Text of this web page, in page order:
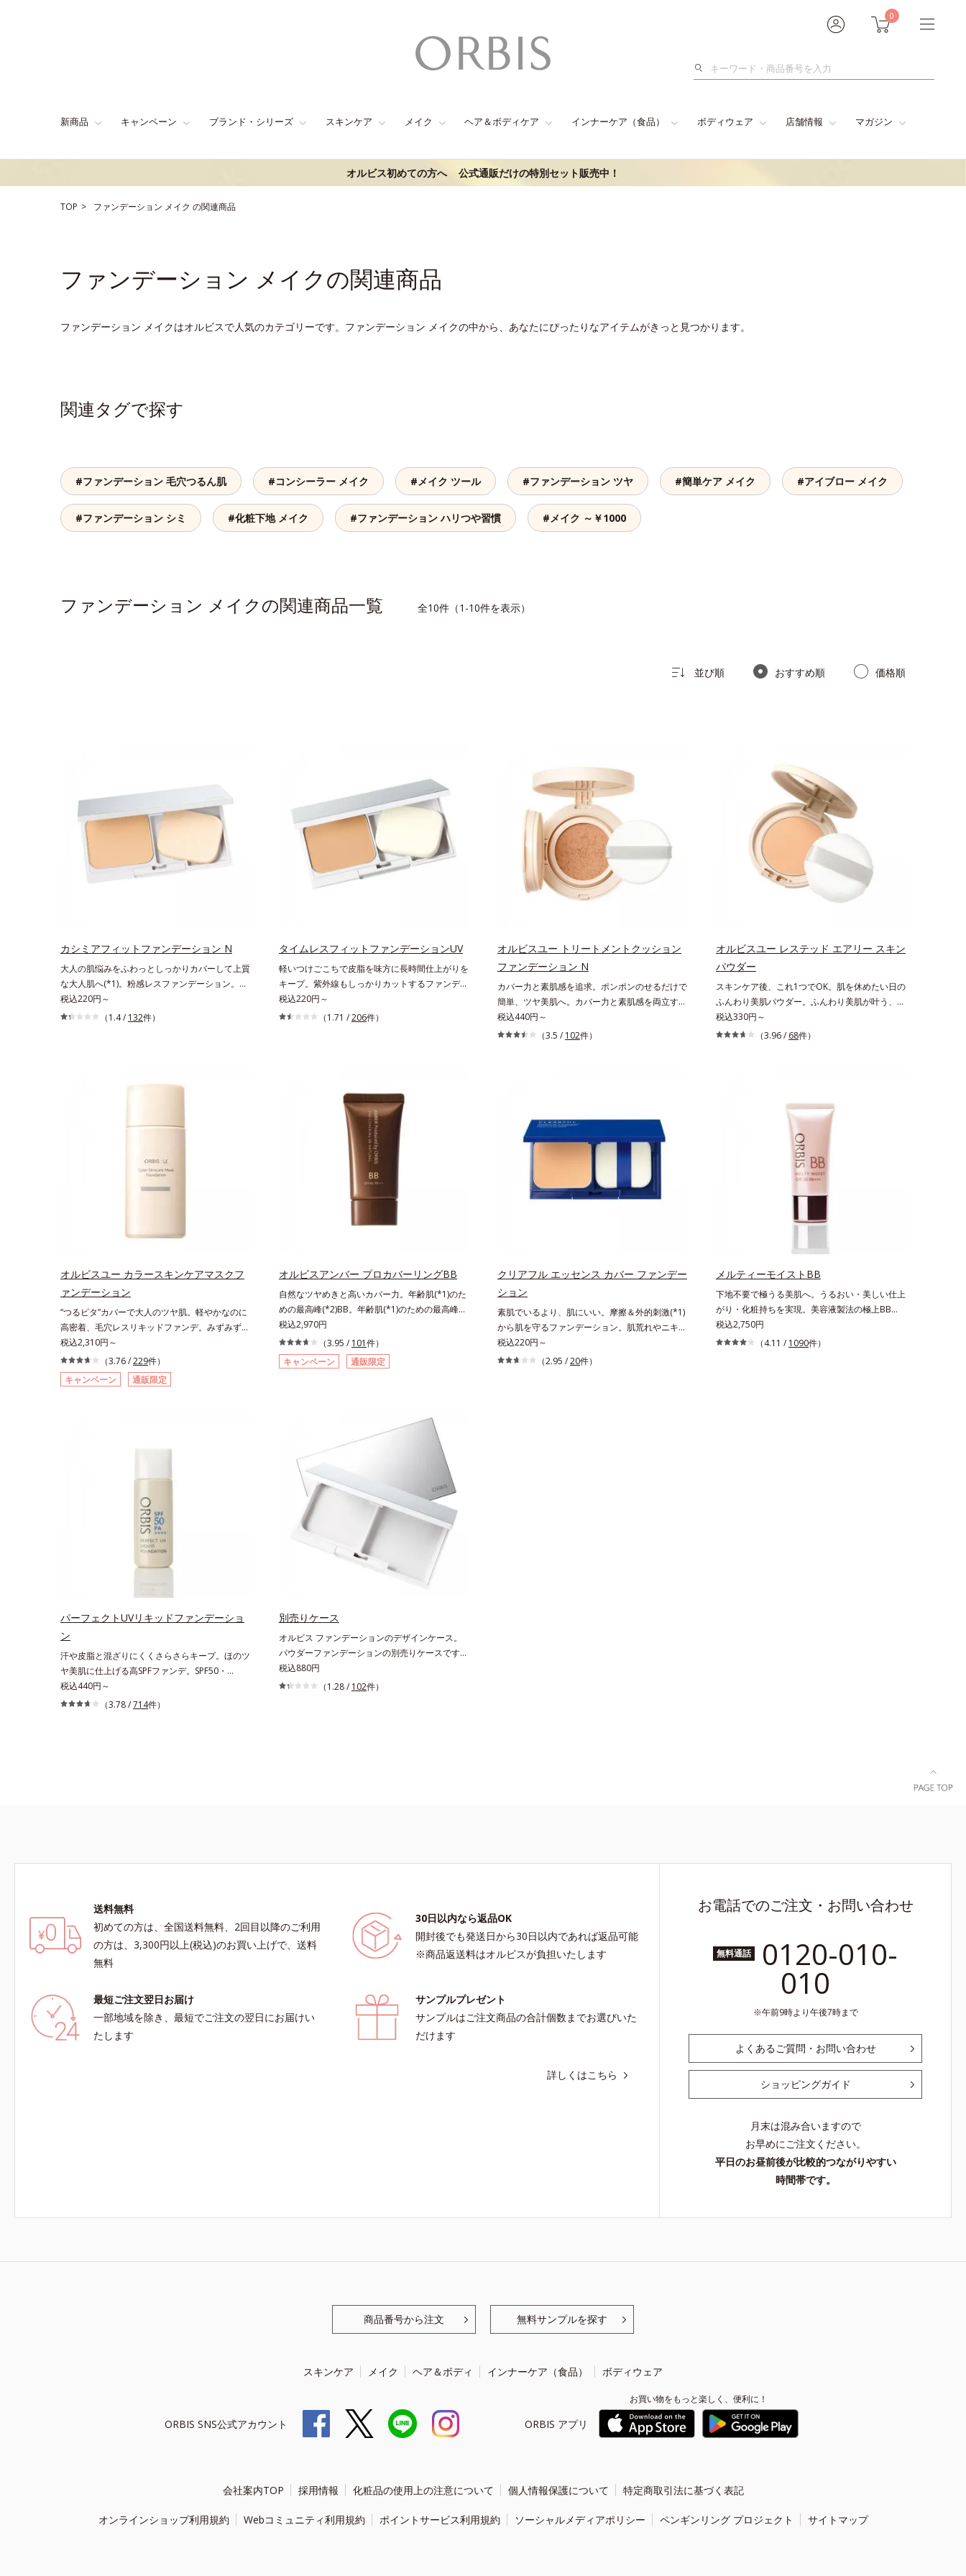
0
検
新商品 キャンペーン ブランド・シリーズ スキンケア メイク ヘア＆ボディケア インナーケア（食品） ボディウェア 店舗情報 マガジン
オルビス初めての方へ 公式通販だけの特別セット販売中！
TOP ファンデーション メイク の関連商品
ファンデーション メイクの関連商品
ファンデーション メイクはオルビスで人気のカテゴリーです。ファンデーション メイクの中から、あなたにぴったりなアイテムがきっと見つかります。
関連タグで探す
#ファンデーション 毛穴つるん肌 #コンシーラー メイク #メイク ツール #ファンデーション ツヤ #簡単ケア メイク #アイブロー メイク
#ファンデーション シミ #化粧下地 メイク #ファンデーション ハリつや習慣 #メイク ～￥1000
ファンデーション メイクの関連商品一覧 全10件（1-10件を表示）
並び順 おすすめ順 価格順
カシミアフィットファンデーション N
大人の肌悩みをふわっとしっかりカバーして上質
な大人肌へ(*1)。粉感レスファンデーション。大
人の肌悩みをふわっとしっかりカバーして、上質
な肌(*1)を演出するパウダーファンデーションで
パウダー）を配合。さらに体温でとろける保湿成
ファンデーションです。*1 メイク効果による
税込220円～
（1.4 / 132件）
タイムレスフィットファンデーションUV
軽いつけごこちで皮脂を味方に長時間仕上がりを
キープ。紫外線もしっかりカットするファンデー
ション。皮脂を味方に軽やかな仕上がりが続く、
UVカットパウダーファンデーションです。皮脂
もくすみにくく。2種のパウダー(*4)がベールを
まとうように肌のノイズをふわっとカバーし、厚
塗り感を軽減。粉っぽさを感じさせない、軽やか
な美肌に整えます。SPF30・PA+++で日中の紫外
線もしっかりカットします。※外観色や肌に塗布
した直後の色が濃く見えますが、肌になじんだ後
の色みは他のファンデーションと同等です。*1
チロールヘキシルラクトン）クロスポリマー、メ
バーパウダーEX（アルミナ、ヒアルロン酸
ギン酸Na、マイカ）配合＝仕上がり向上成分
税込220円～
（1.71 /206件）
オルビスユー トリートメントクッション
ファンデーション N
カバー力と素肌感を追求。ポンポンのせるだけで
簡単、ツヤ美肌へ。カバー力と素肌感を両立す
る、簡単ツヤ美肌クッションファンデーションで
す。多方向へ光を拡散し、高いソフトフォーカス
けで簡単にカバーし、まるで素肌そのものが美し
くなったような、うるツヤ美肌を演出します。*
ラウロイルリシン配合＝肌なじみを良くする仕上
税込440円～
（3.5 / 102件）
オルビスユー レステッド エアリー スキン
パウダー
スキンケア後、これ1つでOK。肌を休めたい日の
ふんわり美肌パウダー。ふんわり美肌が叶う、う
るおいパウダーです。3色の光を操るパウダーが
ツヤと透明感を演出。ソフトフォーカス効果で肌
後にこれひとつでライトメイク効果。クレンジン
グ不要で、紫外線吸収剤やグリセリン、パラベン
もフリー処方。肌を休ませたい日、リモートワー
クの時、近所へちょこっとお出かけする時など、
しっかりメイクは負担に感じる日におすすめで
税込330円～
（3.96 / 68件）
オルビスユー カラースキンケアマスクフ
ァンデーション
“つるピタ”カバーで大人のツヤ肌。軽やかなのに
高密着、毛穴レスリキッドファンデ。みずみずし
く、とけ込むように密着カバー毛穴レスでなめら
かな質感美へ導く、リキッドファンデーション
「カバーはしたいけど厚塗り感はイヤ」「素肌が
もともとキレイな人だと思われたい」そんなお客
然に隠しつつも、まるで“素肌美人”に見える仕上
が大きさの異なる毛穴にも隙なくフィットするか
施すことで、カバー粉体は薄く・均一に凹凸へフ
ィット。毛穴や色ムラをカバーしながら自然な仕
上がりを叶えます。また、ファンデーションをつ
けている間に保湿成分が肌へ浸透(*2)するスキン
コンディショニングセラム設計(*3)を採用。肌に
す。キメを整え、磨かれたような透明感とツヤを
生み出すことで、“つるん”とした光のヴェールを
カラー成分（酸化チタン、酸化鉄、ステアロイル
グルタミン酸2Na）配合＝自然な仕上がりで肌悩
みをカバーする粉体*2 角層まで*3 肌のキメを整
え、粉体を密着させる設計のこと
税込2,310円～
（3.76 /229件）
キャンペーン
通販限定
オルビスアンバー プロカバーリングBB
自然なツヤめきと高いカバー力。年齢肌(*1)のた
めの最高峰(*2)BB。年齢肌(*1)のための最高峰
(*2)BBクリームです。肌のアラを光でふわりと
とばし、くすみや凹凸も軽やかにカバー。さらに
厚みのあるテクスチャーが均一にのび広がり、し
っかりカバーしながらも自然な仕上がりです。年
これ1本で、日中美容クリーム・日焼け止め・化
粧下地・カラーコントロール・コンシーラー・パ
ウダー・ファンデーションの7役を兼ねる多機能
BB。慌ただしい朝でもパパッと塗るだけで、厚
塗り感のない、自然なツヤめきのある美肌に整え
ます。*1 年齢を重ねた肌*2 オルビス内BBクリ
ームのカバー力
税込2,970円
（3.95 / 101件）
キャンペーン
通販限定
クリアフル エッセンス カバー ファンデー
ション
素肌でいるより、肌にいい。摩擦＆外的刺激(*1)
から肌を守るファンデーション。肌荒れやニキビ
があると、ファンデーションを塗っていいか悩む
もの。とはいえ、素肌のままでは紫外線など外的
税込220円～
（2.95 /20件）
メルティーモイストBB
下地不要で極うる美肌へ。うるおい・美しい仕上
がり・化粧持ちを実現。美容液製法の極上BBク
リーム。ファンデーションに美容成分を加える一
般的な製法ではなく、美容液にファンデーション
税込2,750円
（4.11 / 1090件）
パーフェクトUVリキッドファンデーショ
ン
汗や皮脂と混ざりにくくさらさらキープ。ほのツ
ヤ美肌に仕上げる高SPFファンデ。SPF50・
PA++++で紫外線を強力カットしながら、さらさ
ら美肌が10時間(*)続くリキッドファンデーショ
税込440円～
（3.78 /714件）
別売りケース
オルビス ファンデーションのデザインケース。
パウダーファンデーションの別売りケースです。
シンプルで使いやすい上品なシルバーの別売りケ
ースは、タイムレスフィットファンデーション
税込880円
（1.28 / 102件）
送料無料
初めての方は、全国送料無料、2回目以降のご利用
の方は、3,300円以上(税込)のお買い上げで、送料
無料
30日以内なら返品OK
開封後でも発送日から30日以内であれば返品可能
※商品返送料はオルビスが負担いたします
最短ご注文翌日お届け
一部地域を除き、最短でご注文の翌日にお届けい
たします
サンプルプレゼント
サンプルはご注文商品の合計個数までお選びいた
だけます
詳しくはこちら
お電話でのご注文・お問い合わせ
無料通話 0120-010-
010
午前9時より午後7時まで
よくあるご質問・お問い合わせ
ショッピングガイド
月末は混み合いますので
お早めにご注文ください。
平日のお昼前後が比較的つながりやすい
時間帯です。
商品番号から注文 無料サンプルを探す
スキンケア メイク ヘア＆ボディ インナーケア（食品） ボディウェア
ORBIS SNS公式アカウント ORBIS アプリ
お買い物をもっと楽しく、便利に！
会社案内TOP 採用情報 化粧品の使用上の注意について 個人情報保護について 特定商取引法に基づく表記
オンラインショップ利用規約 Webコミュニティ利用規約 ポイントサービス利用規約 ソーシャルメディアポリシー ペンギンリング プロジェクト サイトマップ